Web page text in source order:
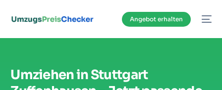
Angebot erhalten
Umziehen in Stuttgart